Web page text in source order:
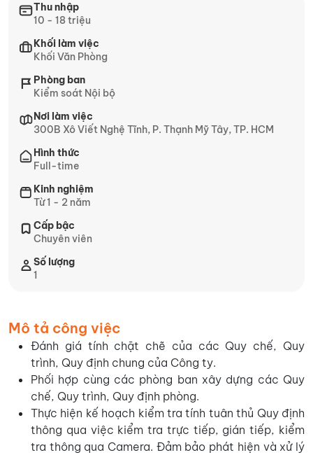
Thu nhập
10 - 18 triệu
Khối làm việc
Khối Văn Phòng
Phòng ban
Kiểm soát Nội bộ
Nơi làm việc
300B Xô Viết Nghệ Tĩnh, P. Thạnh Mỹ Tây, TP. HCM
Hình thức
Full-time
Kinh nghiệm
Từ 1 - 2 năm
Cấp bậc
Chuyên viên
Số lượng
1
Mô tả công việc
Đánh giá tính chặt chẽ của các Quy chế, Quy
trình, Quy định chung của Công ty.
Phối hợp cùng các phòng ban xây dựng các Quy
chế, Quy trình, Quy định phòng.
Thực hiện kế hoạch kiểm tra tính tuân thủ Quy định
thông qua việc kiểm tra trực tiếp, gián tiếp, kiểm
tra thông qua Camera. Đảm bảo phát hiện và xử lý